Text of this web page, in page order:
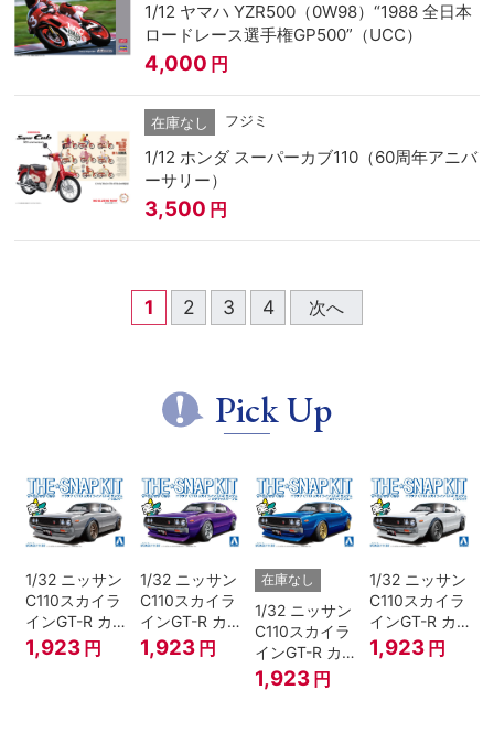
1/12 ヤマハ YZR500（0W98）“1988 全日本
ロードレース選手権GP500”（UCC）
4,000 円
在庫なし フジミ
1/12 ホンダ スーパーカブ110（60周年アニバ
ーサリー）
3,500 円
1 2 3 4 次へ
Pick Up
1/32 ニッサン
C110スカイラ
インGT-R カ
スタム(シルバ
ー)
1,923 円
1/32 ニッサン
C110スカイラ
インGT-R カ
スタム(メタリ
ックパープル)
1,923 円
在庫なし
1/32 ニッサン
C110スカイラ
インGT-R カ
スタム(メタリ
ックブルー)
1,923 円
1/32 ニッサン
C110スカイラ
インGT-R カ
スタム(ホワイ
ト)
1,923 円